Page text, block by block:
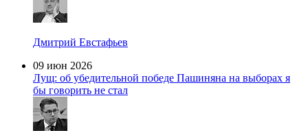
Дмитрий Евстафьев
09 июн 2026
Лущ: об убедительной победе Пашиняна на выборах я
бы говорить не стал